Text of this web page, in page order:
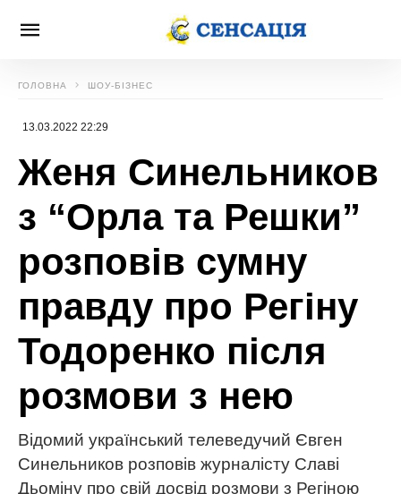
ГОЛОВНА ШОУ-БІЗНЕС
13.03.2022 22:29
Женя Синельников
з “Орла та Решки”
розповів сумну
правду про Регіну
Тодоренко після
розмови з нею
Відомий український телеведучий Євген
Синельников розповів журналісту Славі
Дьоміну про свій досвід розмови з Регіною